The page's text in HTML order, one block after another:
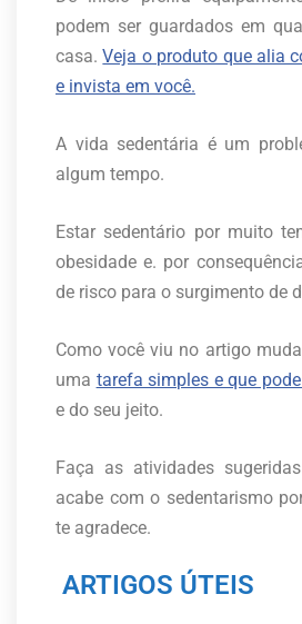
podem ser guardados em
casa.Veja o produto que alia
e invista em você.
A vida sedentária é um
algum tempo.
Estar sedentário por muito
obesidade e. por
de risco para o surgimento de
Como você viu no artigo
uma tarefa simples e que
e do seu jeito.
Faça as atividades
acabe com o sedentarismo
te agradece.
ARTIGOS ÚTEIS